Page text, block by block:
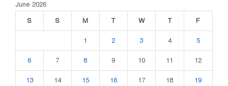
June 2026
S
S M T W T F
1 2 3 4 5
6 7 8 9 10 11 12
13 14 15 16 17 18 19